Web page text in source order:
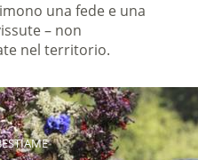
una fede e una
– non
nel territorio.